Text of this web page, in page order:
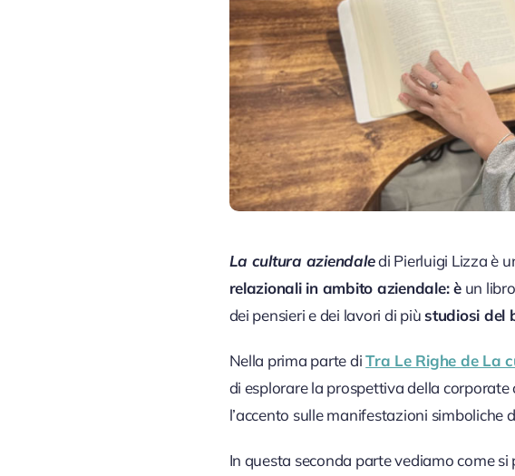
La cultura aziendaledi Pierluigi Lizza è
relazionali in ambito aziendale: èun
dei pensieri e dei lavori di piùstudiosi del
Nella prima parte diTra Le Righe de La
di esplorare la prospettiva della
l’accento sulle manifestazioni simboliche
In questa seconda parte vediamo come si